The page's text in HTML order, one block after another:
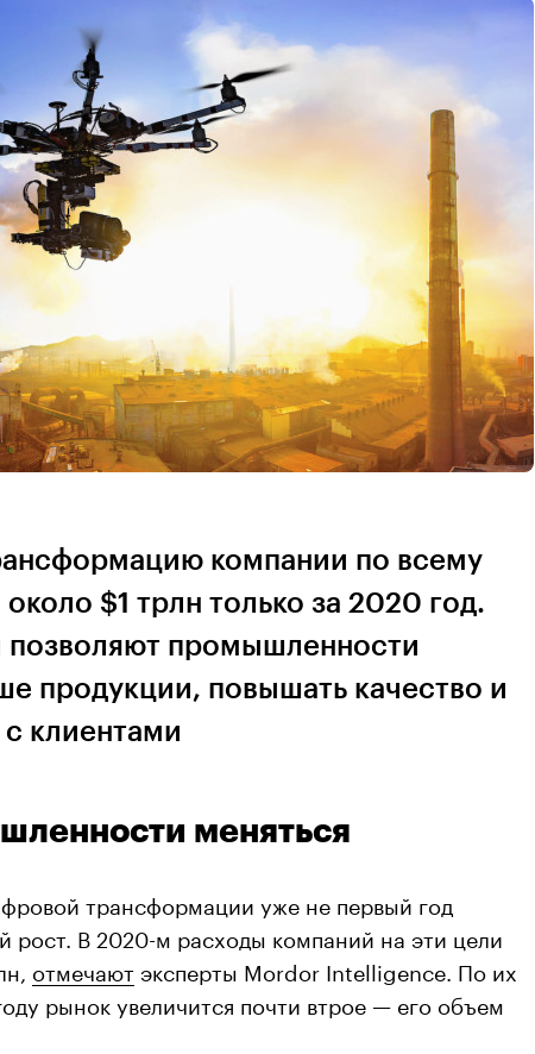
компании по всему
$1 трлн только за 2020 год.
позволяют промышленности
продукции, повышать качество и
с клиентами
меняться
трансформации уже не первый год
рост. В 2020-м расходы компаний на эти цели
отмечаютэксперты Mordor Intelligence. По их
рынок увеличится почти втрое — его объем